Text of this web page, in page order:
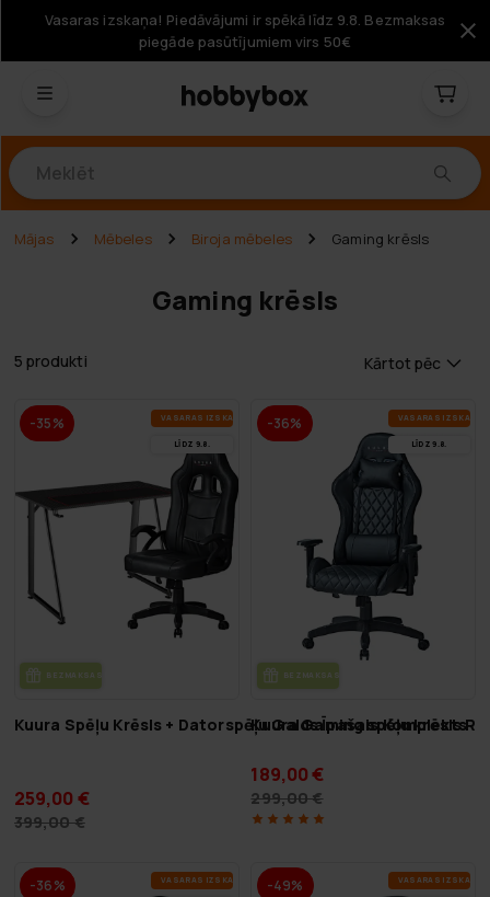
Vasaras izskaņa! Piedāvājumi ir spēkā līdz 9.8. Bezmaksas
piegāde pasūtījumiem virs 50€
Mājas Mēbeles Biroja mēbeles Gaming krēsls
Gaming krēsls
5 produkti Kārtot pēc
-35% VA­SA­RAS IZ­SKA­ŅA
LĪDZ 9.8.
BEZ­MAK­SAS PIE­GĀ­DE
Kuura Spēļu Krēsls + Datorspēļu Galds Īpašais Komplekts
259,00 €
399,00 €
-36% VA­SA­RAS IZ­SKA­ŅA
LĪDZ 9.8.
BEZ­MAK­SAS PIE­GĀ­DE
Kuura Gaming spēļu krēsls
189,00 €
299,00 €
-36% VA­SA­RAS IZ­SKA­ŅA -49% VA­SA­RAS IZ­SKA­ŅA